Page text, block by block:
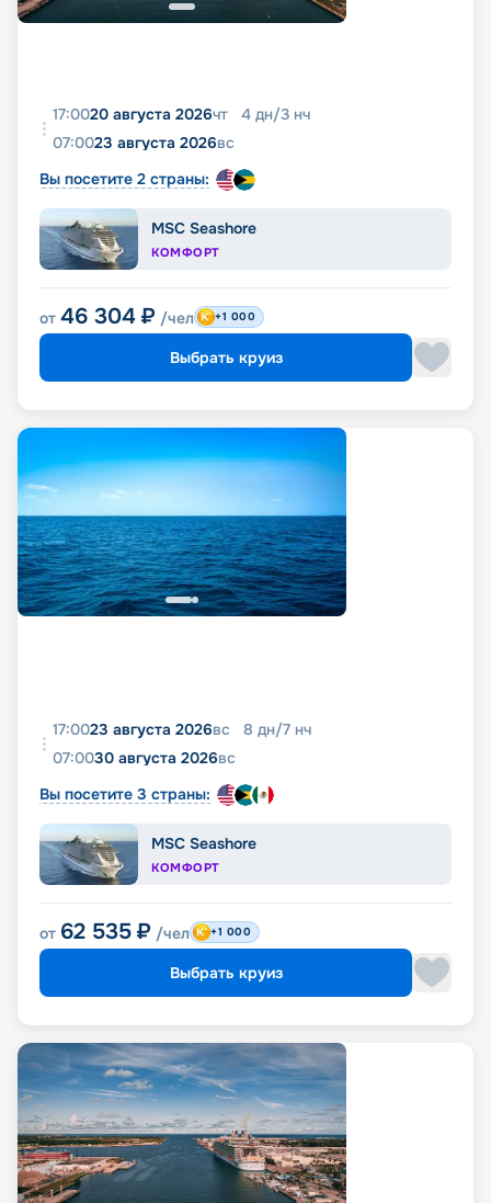
17:0020 августа 2026чт 4 дн/3 нч
07:0023 августа 2026вс
Вы посетите 2 страны:
MSC Seashore
КОМФОРТ
от 46 304 ₽ /чел +1 000
Выбрать круиз
17:0023 августа 2026вс 8 дн/7 нч
07:0030 августа 2026вс
Вы посетите 3 страны:
MSC Seashore
КОМФОРТ
от 62 535 ₽ /чел +1 000
Выбрать круиз